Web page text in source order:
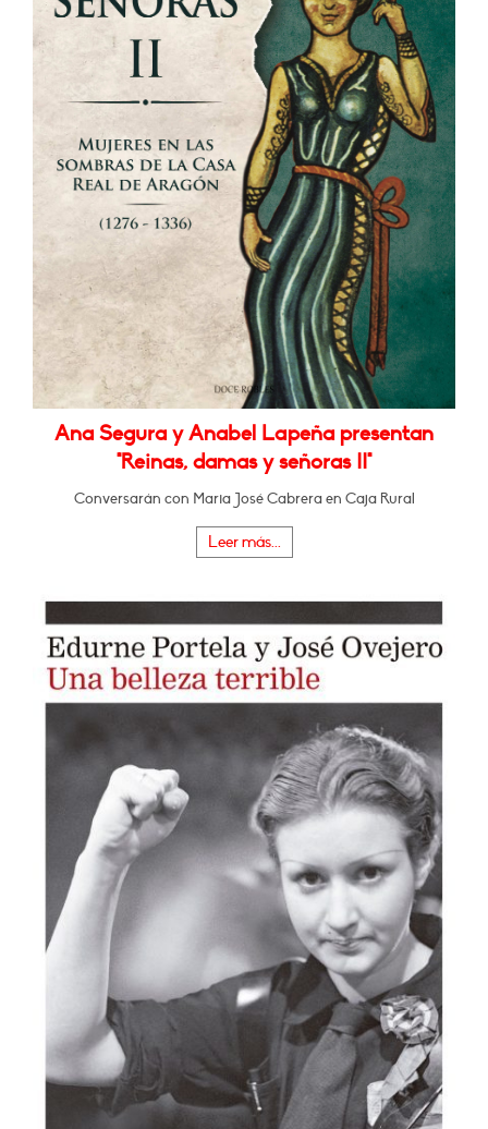
Ana Segura y Anabel Lapeña presentan
"Reinas, damas y señoras II"
Conversarán con Maria José Cabrera en Caja Rural
Leer más...